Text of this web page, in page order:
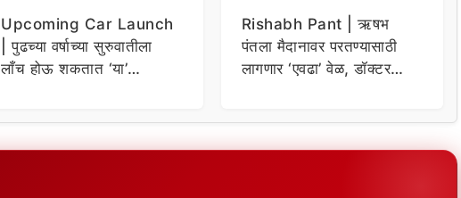
Upcoming Car Launch
| पुढच्या वर्षाच्या सुरुवातीला
लाँच होऊ शकतात ‘या’
Rishabh Pant | ऋषभ
पंतला मैदानावर परतण्यासाठी
लागणार ‘एवढा’ वेळ, डॉक्टर